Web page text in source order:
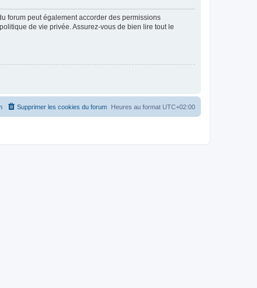
forum peut également accorder des permissions
de vie privée. Assurez-vous de bien lire tout le
Heures au format UTC+02:00
Supprimer les cookies du forum